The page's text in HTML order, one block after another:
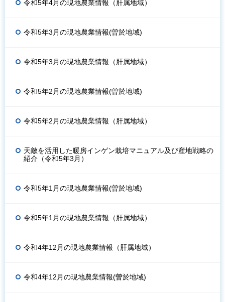
令和5年4月の現地農業情報（肝属地域）
令和5年3月の現地農業情報(曽於地域)
令和5年3月の現地農業情報（肝属地域）
令和5年2月の現地農業情報(曽於地域)
令和5年2月の現地農業情報（肝属地域）
天敵を活用した暖房インゲン栽培マニュアル及び産地戦略の
紹介（令和5年3月）
令和5年1月の現地農業情報(曽於地域)
令和5年1月の現地農業情報（肝属地域）
令和4年12月の現地農業情報（肝属地域）
令和4年12月の現地農業情報(曽於地域)